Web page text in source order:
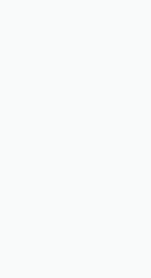
muss dann
finden.
und
früherer
mit
in
Kontexten
Das